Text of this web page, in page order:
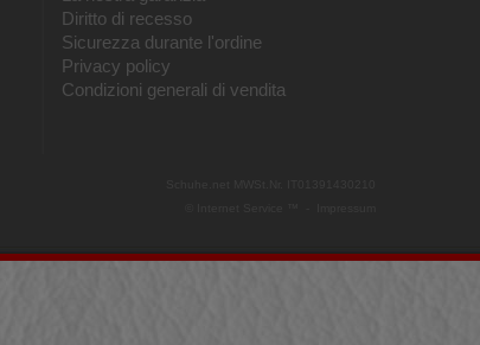
Diritto di recesso
Sicurezza durante l'ordine
Privacy policy
Condizioni generali di vendita